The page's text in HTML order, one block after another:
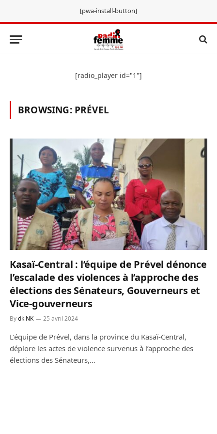
[pwa-install-button]
[radio_player id="1"]
BROWSING: PRÉVEL
Kasaï-Central : l’équipe de Prével dénonce
l’escalade des violences à l’approche des
élections des Sénateurs, Gouverneurs et
Vice-gouverneurs
Bydk NK 25 avril 2024
L’équipe de Prével, dans la province du Kasaï-Central,
déplore les actes de violence survenus à l’approche des
élections des Sénateurs,…